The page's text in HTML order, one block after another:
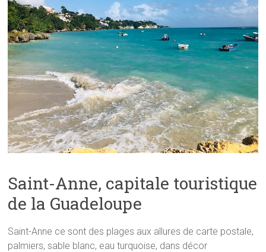
Saint-Anne, capitale touristique
de la Guadeloupe
Saint-Anne ce sont des plages aux allures de carte postale,
palmiers, sable blanc, eau turquoise, dans décor